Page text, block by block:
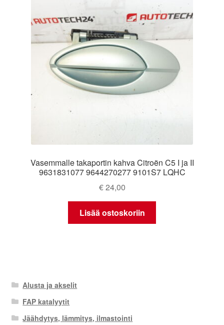
Vasemmalle takaportin kahva Citroën C5 I ja II
9631831077 9644270277 9101S7 LQHC
€24,00
Lisää ostoskoriin
Alusta ja akselit
FAP katalyytit
Jäähdytys, lämmitys, ilmastointi